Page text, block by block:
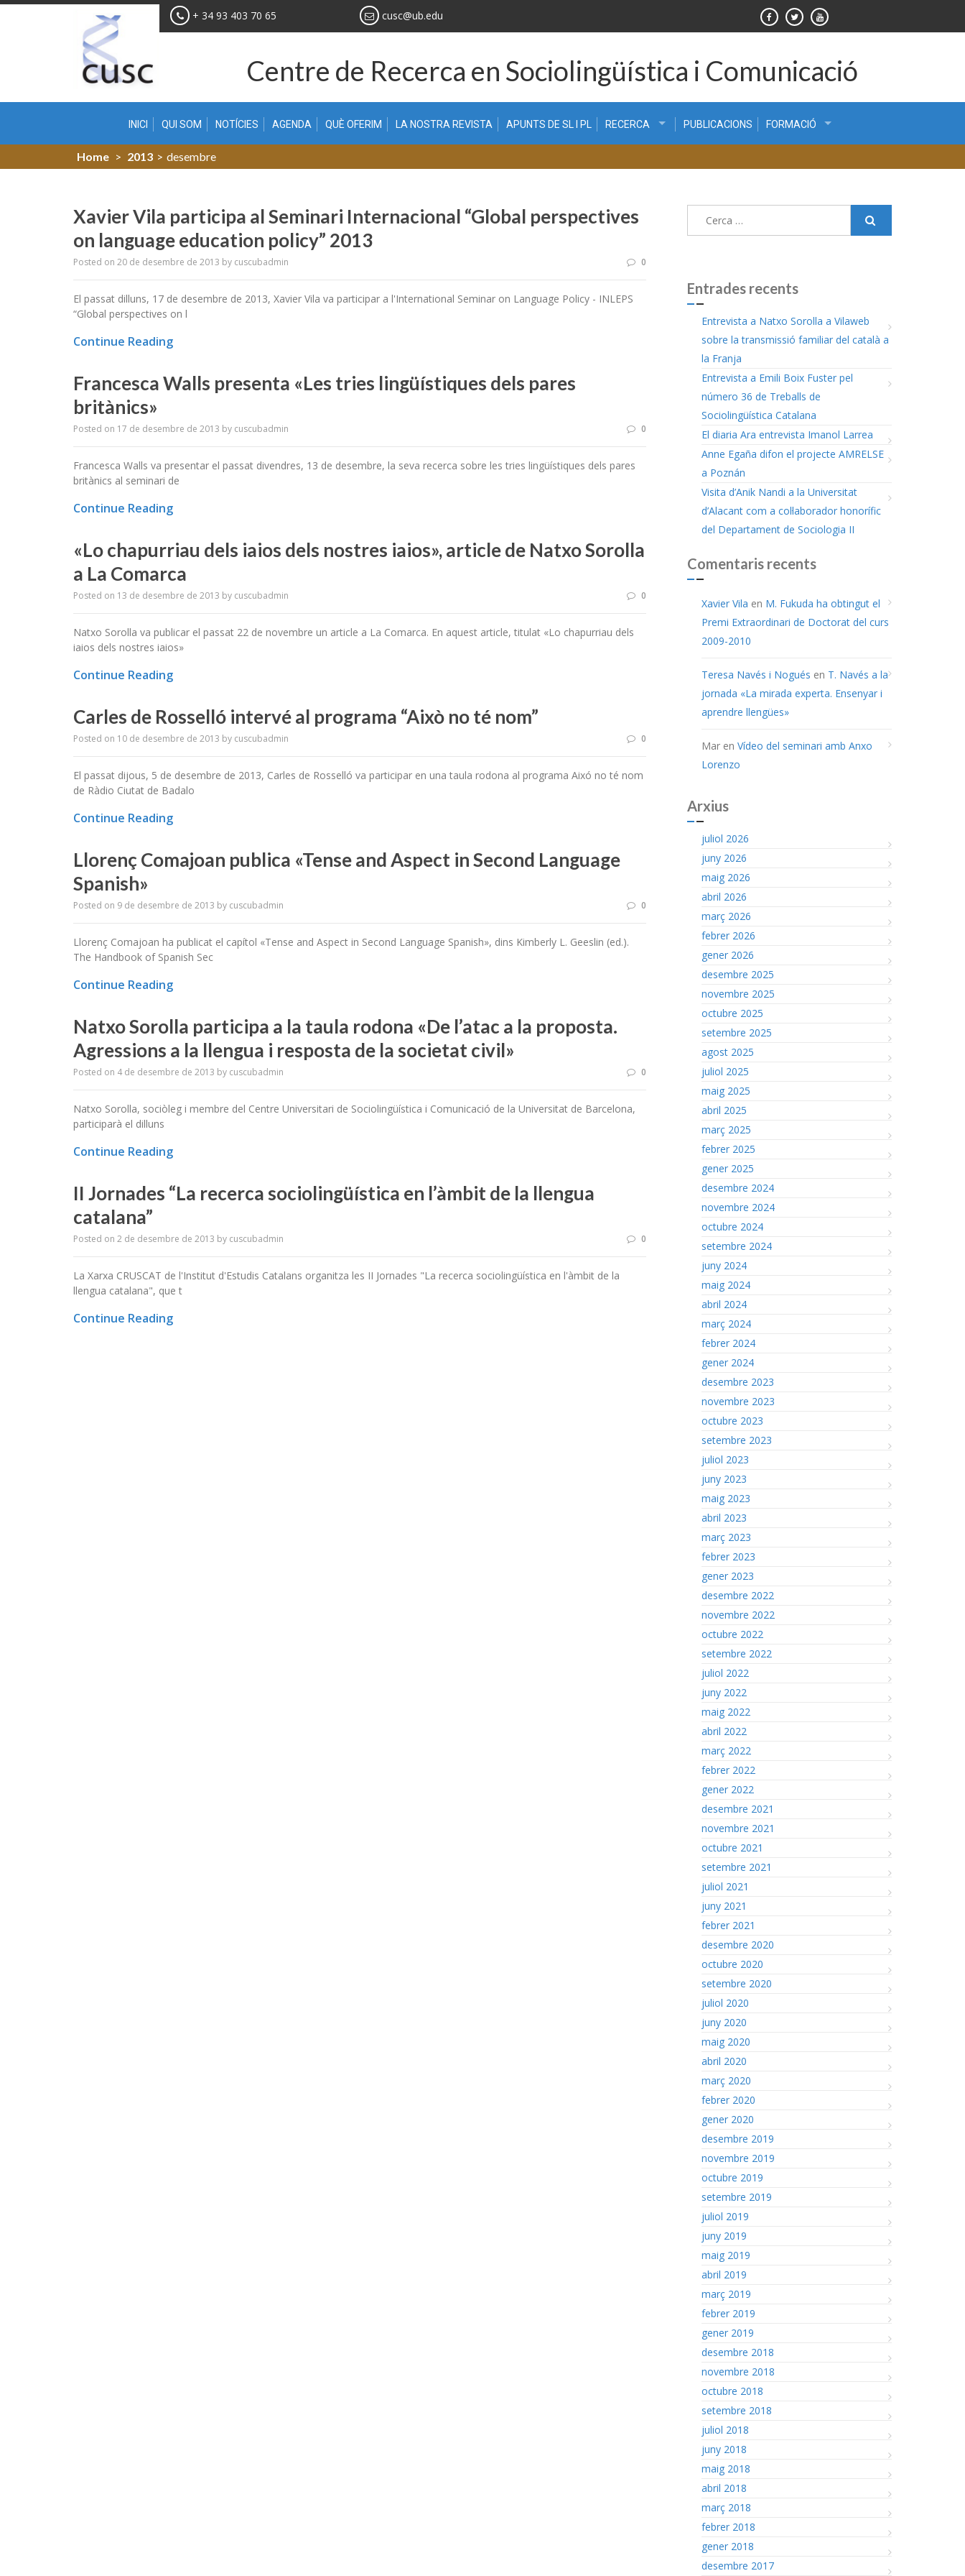
Skip
+ 34 93 403 70 65 cusc@ub.edu
Centre de Recerca en Sociolingüística i Comunicació
INICI QUI SOM NOTÍCIES AGENDA QUÈ OFERIM LA NOSTRA REVISTA APUNTS DE SL I PL RECERCA PUBLICACIONS FORMACIÓ
Home > 2013 > desembre
Xavier Vila participa al Seminari Internacional “Global perspectives
on language education policy” 2013
Posted on 20 de desembre de 2013 by cuscubadmin 0
El passat dilluns, 17 de desembre de 2013, Xavier Vila va participar a l'International Seminar on Language Policy - INLEPS
“Global perspectives on l
Continue Reading
Francesca Walls presenta «Les tries lingüístiques dels pares
britànics»
Posted on 17 de desembre de 2013 by cuscubadmin 0
Francesca Walls va presentar el passat divendres, 13 de desembre, la seva recerca sobre les tries lingüístiques dels pares
britànics al seminari de
Continue Reading
«Lo chapurriau dels iaios dels nostres iaios», article de Natxo Sorolla
a La Comarca
Posted on 13 de desembre de 2013 by cuscubadmin 0
Natxo Sorolla va publicar el passat 22 de novembre un article a La Comarca. En aquest article, titulat «Lo chapurriau dels
iaios dels nostres iaios»
Continue Reading
Carles de Rosselló intervé al programa “Això no té nom”
Posted on 10 de desembre de 2013 by cuscubadmin 0
El passat dijous, 5 de desembre de 2013, Carles de Rosselló va participar en una taula rodona al programa Aixó no té nom
de Ràdio Ciutat de Badalo
Continue Reading
Llorenç Comajoan publica «Tense and Aspect in Second Language
Spanish»
Posted on 9 de desembre de 2013 by cuscubadmin 0
Llorenç Comajoan ha publicat el capítol «Tense and Aspect in Second Language Spanish», dins Kimberly L. Geeslin (ed.).
The Handbook of Spanish Sec
Continue Reading
Natxo Sorolla participa a la taula rodona «De l’atac a la proposta.
Agressions a la llengua i resposta de la societat civil»
Posted on 4 de desembre de 2013 by cuscubadmin 0
Natxo Sorolla, sociòleg i membre del Centre Universitari de Sociolingüística i Comunicació de la Universitat de Barcelona,
participarà el dilluns
Continue Reading
II Jornades “La recerca sociolingüística en l’àmbit de la llengua
catalana”
Posted on 2 de desembre de 2013 by cuscubadmin 0
La Xarxa CRUSCAT de l'Institut d'Estudis Catalans organitza les II Jornades "La recerca sociolingüística en l'àmbit de la
llengua catalana", que t
Continue Reading
Entrades recents
Entrevista a Natxo Sorolla a Vilaweb
sobre la transmissió familiar del català a
la Franja
Entrevista a Emili Boix Fuster pel
número 36 de Treballs de
Sociolingüística Catalana
El diaria Ara entrevista Imanol Larrea
Anne Egaña difon el projecte AMRELSE
a Poznán
Visita d’Anik Nandi a la Universitat
d’Alacant com a col·laborador honorífic
del Departament de Sociologia II
Comentaris recents
Xavier Vila en M. Fukuda ha obtingut el
Premi Extraordinari de Doctorat del curs
2009-2010
Teresa Navés i Nogués en T. Navés a la
jornada «La mirada experta. Ensenyar i
aprendre llengües»
Mar en Vídeo del seminari amb Anxo
Lorenzo
Arxius
juliol 2026
juny 2026
maig 2026
abril 2026
març 2026
febrer 2026
gener 2026
desembre 2025
novembre 2025
octubre 2025
setembre 2025
agost 2025
juliol 2025
maig 2025
abril 2025
març 2025
febrer 2025
gener 2025
desembre 2024
novembre 2024
octubre 2024
setembre 2024
juny 2024
maig 2024
abril 2024
març 2024
febrer 2024
gener 2024
desembre 2023
novembre 2023
octubre 2023
setembre 2023
juliol 2023
juny 2023
maig 2023
abril 2023
març 2023
febrer 2023
gener 2023
desembre 2022
novembre 2022
octubre 2022
setembre 2022
juliol 2022
juny 2022
maig 2022
abril 2022
març 2022
febrer 2022
gener 2022
desembre 2021
novembre 2021
octubre 2021
setembre 2021
juliol 2021
juny 2021
febrer 2021
desembre 2020
octubre 2020
setembre 2020
juliol 2020
juny 2020
maig 2020
abril 2020
març 2020
febrer 2020
gener 2020
desembre 2019
novembre 2019
octubre 2019
setembre 2019
juliol 2019
juny 2019
maig 2019
abril 2019
març 2019
febrer 2019
gener 2019
desembre 2018
novembre 2018
octubre 2018
setembre 2018
juliol 2018
juny 2018
maig 2018
abril 2018
març 2018
febrer 2018
gener 2018
desembre 2017